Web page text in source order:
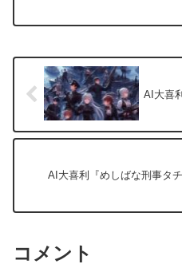
AI大喜
AI大喜利『めしばな刑事タチ
コメント